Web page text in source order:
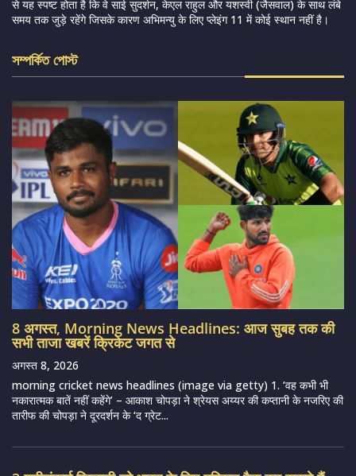
से यह स्पष्ट होता है कि वे साई सुदर्शन, केएल राहुल और यशस्वी (जैसवाल) के साथ लंबे
समय तक जुड़े रहेंगे जिसके कारण अभिमन्यु के लिए प्लेइंग 11 में कोई स्थान नहीं है।
সম্পর্কিত পোস্ট
8 अगस्त, Morning News Headlines: आज सुबह तक की
सभी ताजा खबरें क्रिकेट जगत से
अगस्त 8, 2026
morning cricket news headlines (image via getty) 1. ‘वह कभी भी
नकारात्मक बातें नहीं कहेंगे’ – आकाश चोपड़ा ने श्रेयस अय्यर की कप्तानी के नजरिए की
तारीफ की चोपड़ा ने दूरदर्शन के ‘द ग्रेट...